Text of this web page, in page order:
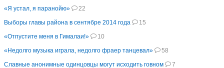
«Я устал, я паранойю»
22
Выборы главы района в сентябре 2014 года
15
«Отпустите меня в Гималаи!»
10
«Недолго музыка играла, недолго фраер танцевал»
58
Славные анонимные одинцовцы могут исходить говном
7